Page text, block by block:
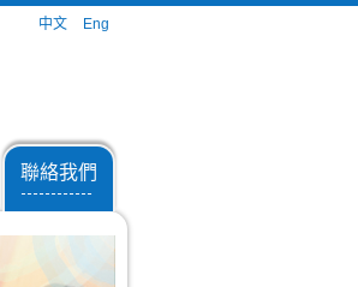
中文 Eng
聯絡我們
------------